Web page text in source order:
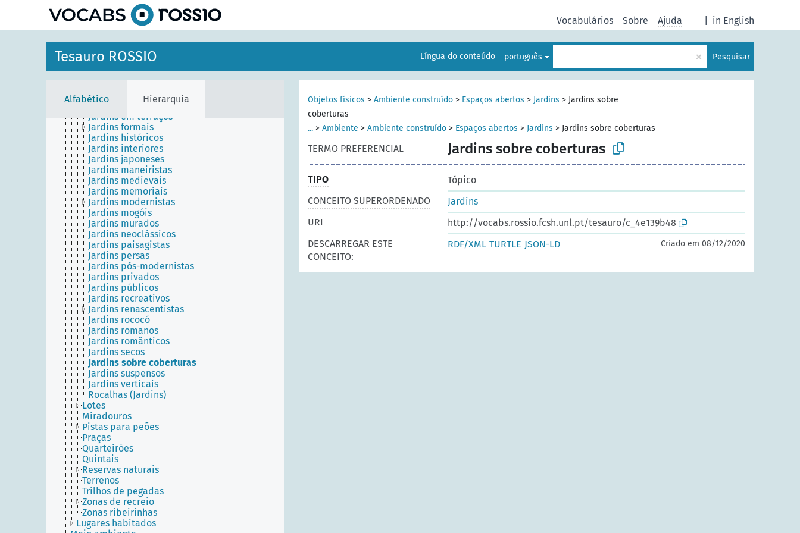
in English
Vocabulários Sobre Ajuda
Tesauro ROSSIO Língua do conteúdo português × Pesquisar
Alfabético Hierarquia
Jardins aromático
Jardins barrocos
Jardins botânicos
Jardins chineses
Jardins de esculturas
Jardins de flores
Jardins de níveis
Jardins em declive
Jardins em miniatura
Jardins em passeio
Jardins em terraços
Jardins formais
Jardins históricos
Jardins interiores
Jardins japoneses
Jardins maneiristas
Jardins medievais
Jardins memoriais
Jardins modernistas
Jardins mogóis
Jardins murados
Jardins neoclássicos
Jardins paisagistas
Jardins persas
Jardins pós-modernistas
Jardins privados
Jardins públicos
Jardins recreativos
Jardins renascentistas
Jardins rococó
Jardins romanos
Jardins românticos
Jardins secos
Jardins sobre coberturas
Jardins suspensos
Jardins verticais
Rocalhas (Jardins)
Lotes
Miradouros
Pistas para peões
Praças
Quarteirões
Quintais
Reservas naturais
Terrenos
Trilhos de pegadas
Zonas de recreio
Zonas ribeirinhas
Lugares habitados
Objetos físicos > Ambiente construído > Espaços abertos > Jardins > Jardins sobre
coberturas
... > Ambiente > Ambiente construído > Espaços abertos > Jardins > Jardins sobre coberturas
TERMO PREFERENCIAL Jardins sobre coberturas
TIPO
Tópico
CONCEITO SUPERORDENADO
Jardins
URI
http://vocabs.rossio.fcsh.unl.pt/tesauro/c_4e139b48
DESCARREGAR ESTE
CONCEITO:
RDF/XML TURTLE JSON-LD Criado em 08/12/2020